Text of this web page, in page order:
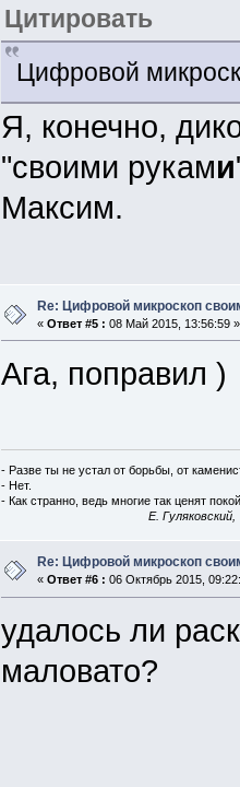
Цитировать
Цифровой
Я, конечно,
"своими руками
Максим.
Re: Цифровой микроскоп
« Ответ #5 : 08 Май 2015, 13:56:59 »
Ага, поправил )
- Разве ты не устал от борьбы, от
- Нет.
- Как странно, ведь многие так ценят
E.
Re: Цифровой микроскоп
« Ответ #6 : 06 Октябрь 2015,
удалось ли
маловато?